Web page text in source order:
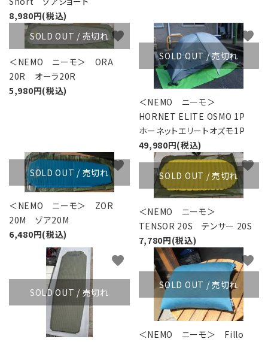
8,980円(税込)
SOLD OUT / 売切れ
＜NEMO ニーモ＞ ORA
20R オーラ20R
5,980円(税込)
favorite
SOLD OUT / 売切れ
＜NEMO ニーモ＞
HORNET ELITE OSMO 1P
ホーネットエリートオズモ1P
49,980円(税込)
favorite
SOLD OUT / 売切れ
＜NEMO ニーモ＞ ZOR
20M ゾア20M
6,480円(税込)
favorite
SOLD OUT / 売切れ
＜NEMO ニーモ＞
TENSOR 20S テンサー 20S
7,780円(税込)
favorite
SOLD OUT / 売切れ
favorite
SOLD OUT / 売切れ
＜NEMO ニーモ＞ Fillo
favorite